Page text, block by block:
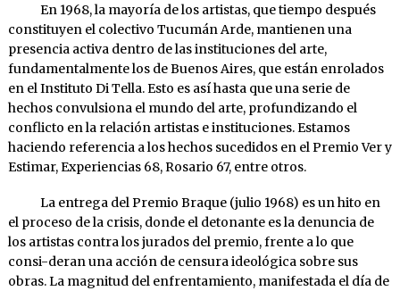
En 1968, la mayoría de los artistas, que tiempo después
constituyen el colectivo Tucumán Arde, mantienen una
presencia activa dentro de las instituciones del arte,
fundamentalmente los de Buenos Aires, que están enrolados
en el Instituto Di Tella. Esto es así hasta que una serie de
hechos convulsiona el mundo del arte, profundizando el
conflicto en la relación artistas e instituciones. Estamos
haciendo referencia a los hechos sucedidos en el Premio Ver y
Estimar, Experiencias 68, Rosario 67, entre otros.
La entrega del Premio Braque (julio 1968) es un hito en
el proceso de la crisis, donde el detonante es la denuncia de
los artistas contra los jurados del premio, frente a lo que
consi-deran una acción de censura ideológica sobre sus
obras. La magnitud del enfrentamiento, manifestada el día de